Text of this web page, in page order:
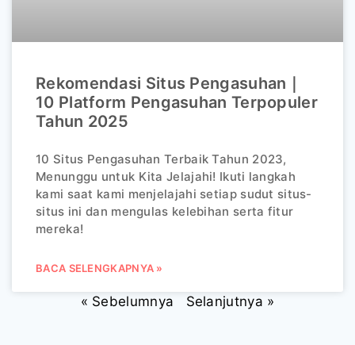
Rekomendasi Situs Pengasuhan｜
10 Platform Pengasuhan Terpopuler
Tahun 2025
10 Situs Pengasuhan Terbaik Tahun 2023,
Menunggu untuk Kita Jelajahi! Ikuti langkah
kami saat kami menjelajahi setiap sudut situs-
situs ini dan mengulas kelebihan serta fitur
mereka!
BACA SELENGKAPNYA »
« Sebelumnya Selanjutnya »